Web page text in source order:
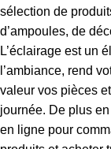
sélection de
d’ampoules, de
L’éclairage est un
l’ambiance, rend
valeur vos pièces
journée. De plus
en ligne pour